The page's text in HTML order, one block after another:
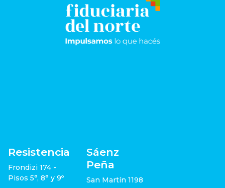
Resistencia
Frondizi 174 -
Pisos 5°, 8° y 9º
Sáenz
Peña
San Martín 1198